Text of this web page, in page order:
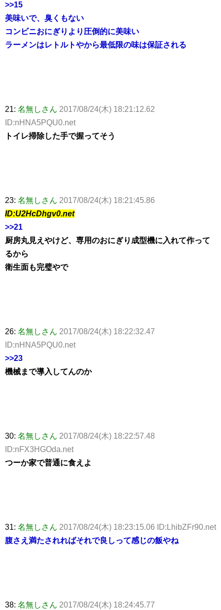
>>15
美味いで、臭くもない
コンビニおにぎりより圧倒的に美味い
ラーメンはレトルトやから最低限の味は保証される
21: 名無しさん 2017/08/24(木) 18:21:12.62
ID:nHNA5PQU0.net
トイレ掃除した手で握ってそう
23: 名無しさん 2017/08/24(木) 18:21:45.86
ID:U2HcDhgv0.net
>>21
厨房丸見えやけど、専用のおにぎり成型機に入れて作って
るから
衛生面も完璧やで
26: 名無しさん 2017/08/24(木) 18:22:32.47
ID:nHNA5PQU0.net
>>23
機械まで導入してんのか
30: 名無しさん 2017/08/24(木) 18:22:57.48
ID:nFX3HGOda.net
つーか家で普通に食えよ
31: 名無しさん 2017/08/24(木) 18:23:15.06 ID:LhibZFr90.net
腹さえ満たされればそれで良しって感じの飯やね
38: 名無しさん 2017/08/24(木) 18:24:45.77